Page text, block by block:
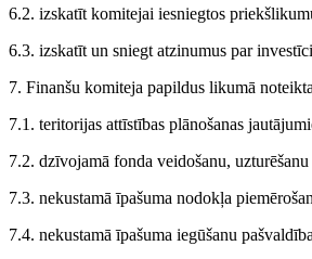
6.2. izskatīt komitejai iesniegtos
6.3. izskatīt un sniegt atzinumus par
7. Finanšu komiteja papildus likumā
7.1. teritorijas attīstības plānošanas
7.2. dzīvojamā fonda veidošanu,
7.3. nekustamā īpašuma nodokļa
7.4. nekustamā īpašuma iegūšanu